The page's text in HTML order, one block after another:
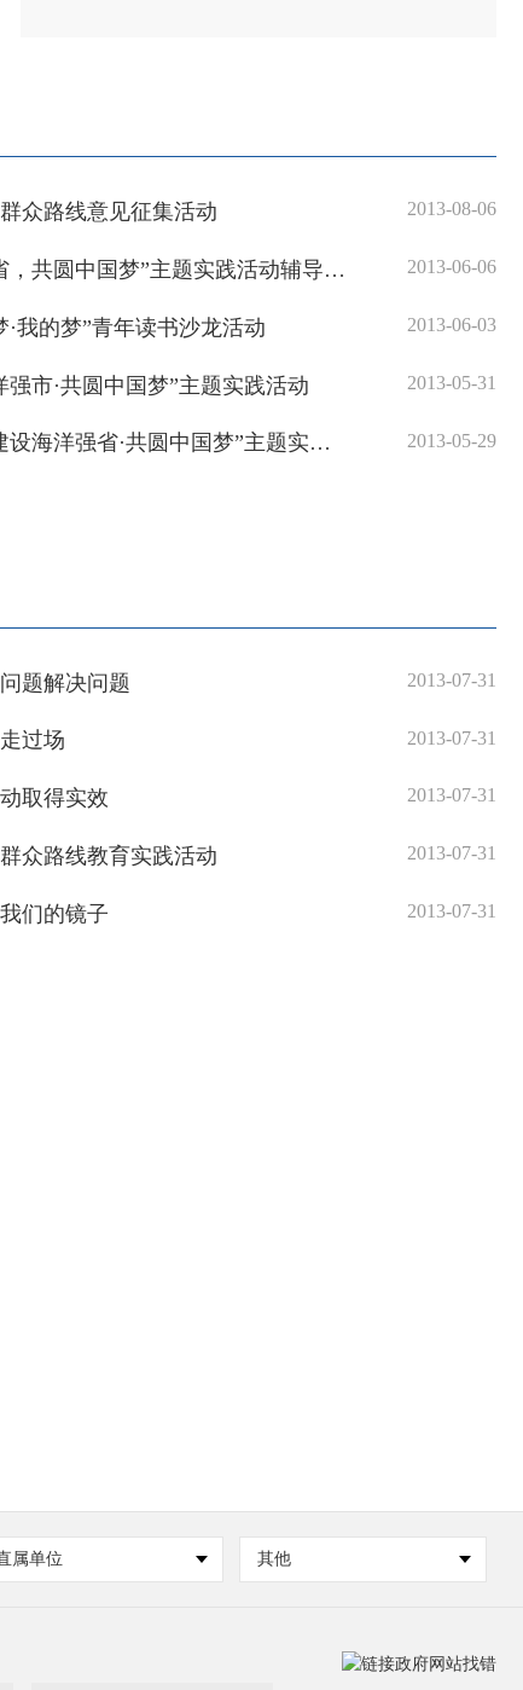
众路线意见征集活动 2013-08-06
省总队举办“建设海洋强省，共圆中国梦”主题实践活动辅导讲座 2013-06-06
我的梦”青年读书沙龙活动 2013-06-03
市·共圆中国梦”主题实践活动 2013-05-31
省水产研究所组织开展“建设海洋强省·共圆中国梦”主题实践活动 2013-05-29
题解决问题 2013-07-31
过场 2013-07-31
取得实效 2013-07-31
众路线教育实践活动 2013-07-31
们的镜子 2013-07-31
属单位 其他